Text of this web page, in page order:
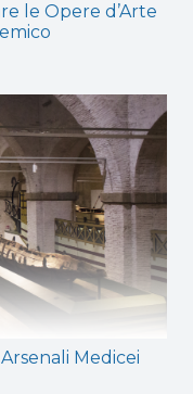
le Opere d’Arte
Medicei